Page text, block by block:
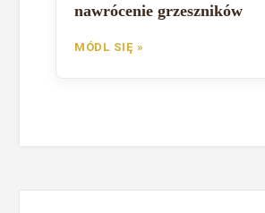
nawrócenie grzeszników
MÓDL SIĘ »